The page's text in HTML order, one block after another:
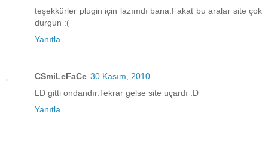
teşekkürler plugin için lazımdı bana.Fakat bu aralar site çok
durgun :(
Yanıtla
CSmiLeFaCe 30 Kasım, 2010
LD gitti ondandır.Tekrar gelse site uçardı :D
Yanıtla